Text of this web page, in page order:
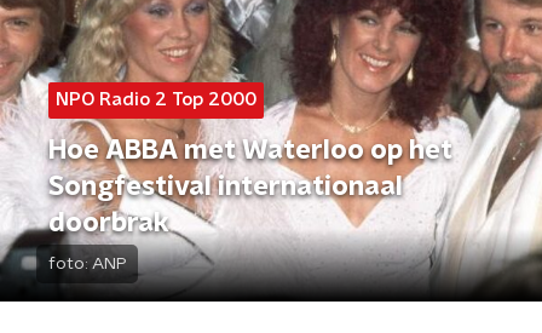
NPO Radio 2 Top 2000
Hoe ABBA met Waterloo op het
Songfestival internationaal
doorbrak
foto: ANP